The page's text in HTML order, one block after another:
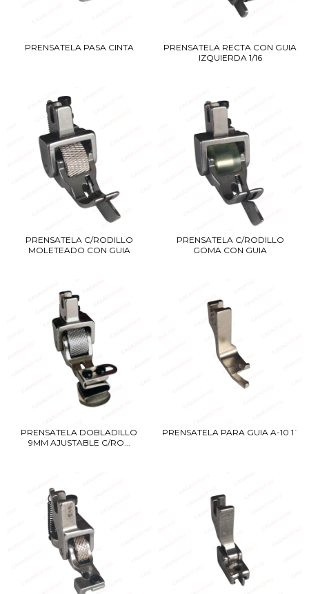
PRENSATELA PASA CINTA
PRENSATELA RECTA CON GUIA
IZQUIERDA 1/16
PRENSATELA C/RODILLO
MOLETEADO CON GUIA
PRENSATELA C/RODILLO
GOMA CON GUIA
PRENSATELA DOBLADILLO
9MM AJUSTABLE C/RO...
PRENSATELA PARA GUIA A-10 1¨